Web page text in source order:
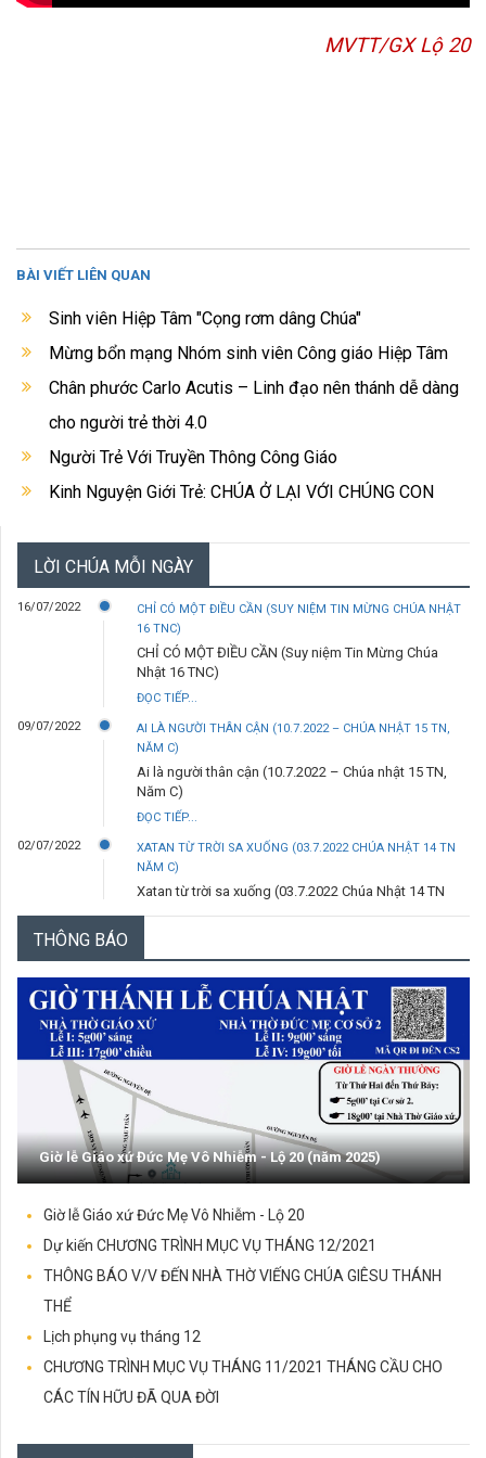
MVTT/GX Lộ 20
BÀI VIẾT LIÊN QUAN
Sinh viên Hiệp Tâm "Cọng rơm dâng Chúa"
Mừng bổn mạng Nhóm sinh viên Công giáo Hiệp Tâm
Chân phước Carlo Acutis – Linh đạo nên thánh dễ dàng
cho người trẻ thời 4.0
Người Trẻ Với Truyền Thông Công Giáo
Kinh Nguyện Giới Trẻ: CHÚA Ở LẠI VỚI CHÚNG CON
LỜI CHÚA MỖI NGÀY
16/07/2022
CHỈ CÓ MỘT ĐIỀU CẦN (SUY NIỆM TIN MỪNG CHÚA NHẬT
16 TNC)
CHỈ CÓ MỘT ĐIỀU CẦN (Suy niệm Tin Mừng Chúa
Nhật 16 TNC)
ĐỌC TIẾP...
09/07/2022
AI LÀ NGƯỜI THÂN CẬN (10.7.2022 – CHÚA NHẬT 15 TN,
NĂM C)
Ai là người thân cận (10.7.2022 – Chúa nhật 15 TN,
Năm C)
ĐỌC TIẾP...
02/07/2022
XATAN TỪ TRỜI SA XUỐNG (03.7.2022 CHÚA NHẬT 14 TN
NĂM C)
Xatan từ trời sa xuống (03.7.2022 Chúa Nhật 14 TN
29/06/2022
VÀ THÁNH PHAOLÔ TÔNG ĐỒ)
Anh là tảng đá (29.6.2022 – Thứ Tư- Lễ thánh Phêrô
và thánh Phaolô tông đồ)
ĐỌC TIẾP...
25/06/2022
TRƯỚC ĐÃ (26.6.2022 – CHÚA NHẬT 13 TN NĂM C)
Trước đã (26.6.2022 – Chúa Nhật 13 TN năm C)
ĐỌC TIẾP...
18/06/2022
NGÀI CẦM BÁNH BẺ RA - (19.6.2022 CHÚA NHẬT 12 TN - LỄ
MÌNH VÀ MÁU THÁNH CHÚA KITÔ)
Ngài cầm bánh bẻ ra - (19.6.2022 Chúa Nhật 12 TN -
ĐỌC TIẾP...
12/06/2022
DẪN TỚI SỰ THẬT TOÀN VẸN (12.6.2022 – CHÚA NHẬT
Dẫn tới sự thật toàn vẹn (12.6.2022 – Chúa Nhật Chúa
Ba Ngôi, Năm C)
ĐỌC TIẾP...
04/06/2022
HÃY NHẬN LẤY THÁNH THẦN (05.6.2022 – CHÚA NHẬT
Hãy nhận lấy Thánh Thần (05.6.2022 – Chúa Nhật
THÔNG BÁO
Giờ lễ Giáo xứ Đức Mẹ Vô Nhiễm - Lộ 20 (năm 2025)
Giờ lễ Giáo xứ Đức Mẹ Vô Nhiễm - Lộ 20
Dự kiến CHƯƠNG TRÌNH MỤC VỤ THÁNG 12/2021
THÔNG BÁO V/V ĐẾN NHÀ THỜ VIẾNG CHÚA GIÊSU THÁNH
THỂ
Lịch phụng vụ tháng 12
CHƯƠNG TRÌNH MỤC VỤ THÁNG 11/2021 THÁNG CẦU CHO
CÁC TÍN HỮU ĐÃ QUA ĐỜI